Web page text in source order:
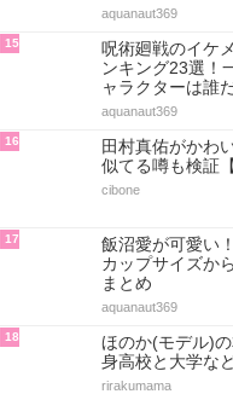
aquanaut369
15
呪術廻戦のイケ
ンキング23選！
ャラクターは誰
aquanaut369
16
田村真佑がかわ
似てる噂も検証
cibone
17
飯沼愛が可愛い
カップサイズか
まとめ
aquanaut369
18
ほのか(モデル)
身高校と大学な
rirakumama